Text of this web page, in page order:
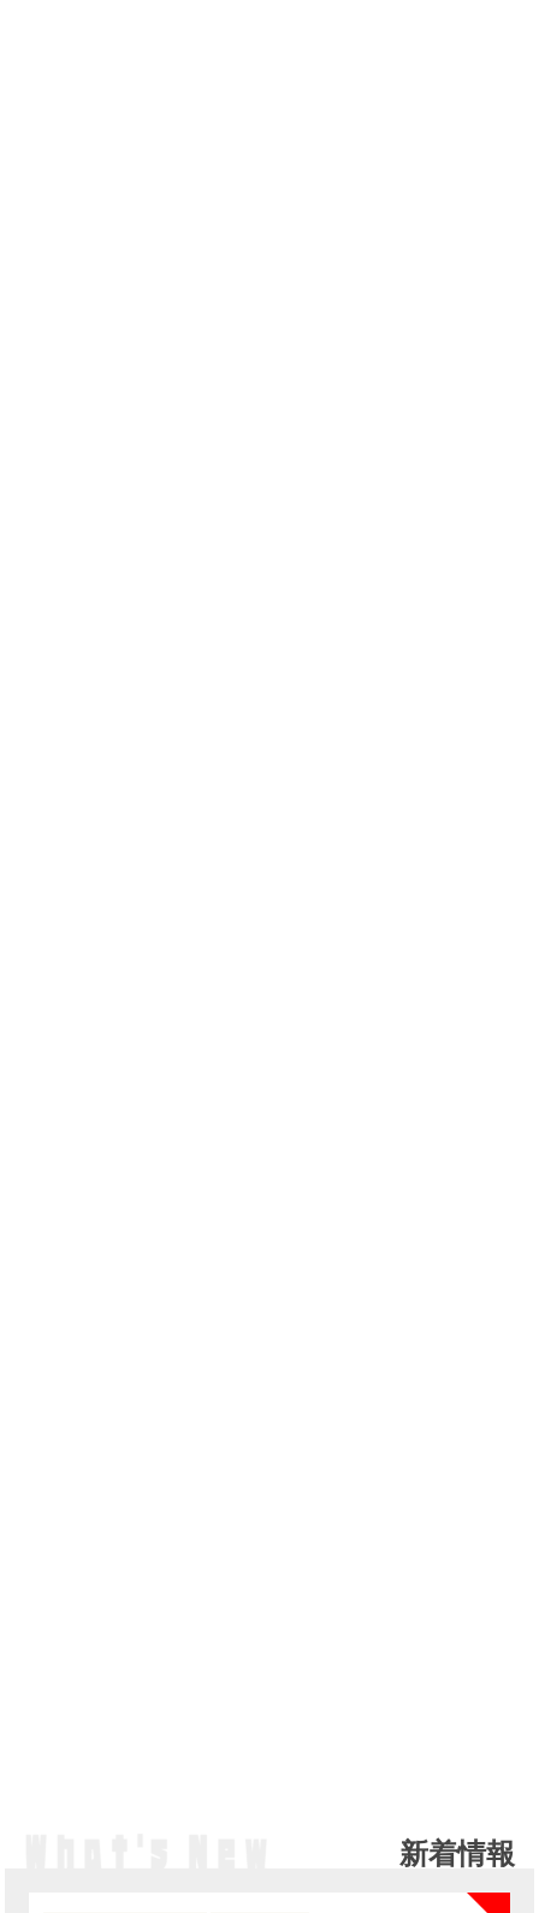
新着情報
NEW